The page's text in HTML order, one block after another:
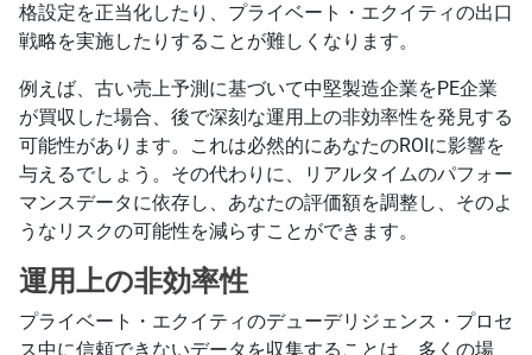
格設定を正当化したり、プライベート・エクイティの出口
戦略を実施したりすることが難しくなります。
例えば、古い売上予測に基づいて中堅製造企業をPE企業
が買収した場合、後で深刻な運用上の非効率性を発見する
可能性があります。これは必然的にあなたのROIに影響を
与えるでしょう。その代わりに、リアルタイムのパフォー
マンスデータに依存し、あなたの評価額を調整し、そのよ
うなリスクの可能性を減らすことができます。
運用上の非効率性
プライベート・エクイティのデューデリジェンス・プロセ
ス中に信頼できないデータを収集することは、多くの場